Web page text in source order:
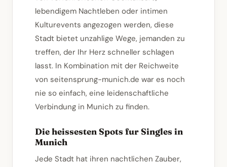
lebendigem Nachtleben oder intimen
Kulturevents angezogen werden, diese
Stadt bietet unzahlige Wege, jemanden zu
treffen, der Ihr Herz schneller schlagen
lasst. In Kombination mit der Reichweite
von seitensprung-munich.de war es noch
nie so einfach, eine leidenschaftliche
Verbindung in Munich zu finden.
Die heissesten Spots fur Singles in
Munich
Jede Stadt hat ihren nachtlichen Zauber,